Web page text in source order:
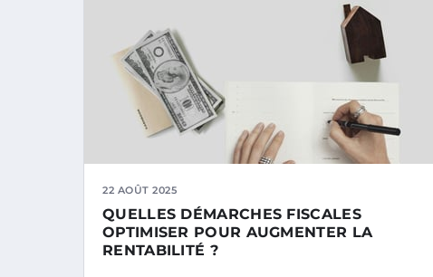
22 AOÛT 2025
QUELLES DÉMARCHES FISCALES
OPTIMISER POUR AUGMENTER LA
RENTABILITÉ ?